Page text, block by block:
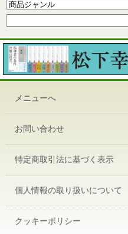
メニューへ
お問い合わせ
特定商取引法に基づく表示
個人情報の取り扱いについて
クッキーポリシー